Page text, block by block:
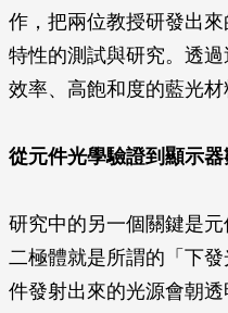
作，把兩位教授研發出
特性的測試與研究。透
效率、高飽和度的藍光材
從元件光學驗證到顯示器
研究中的另一個關鍵是
二極體就是所謂的「下
件發射出來的光源會朝